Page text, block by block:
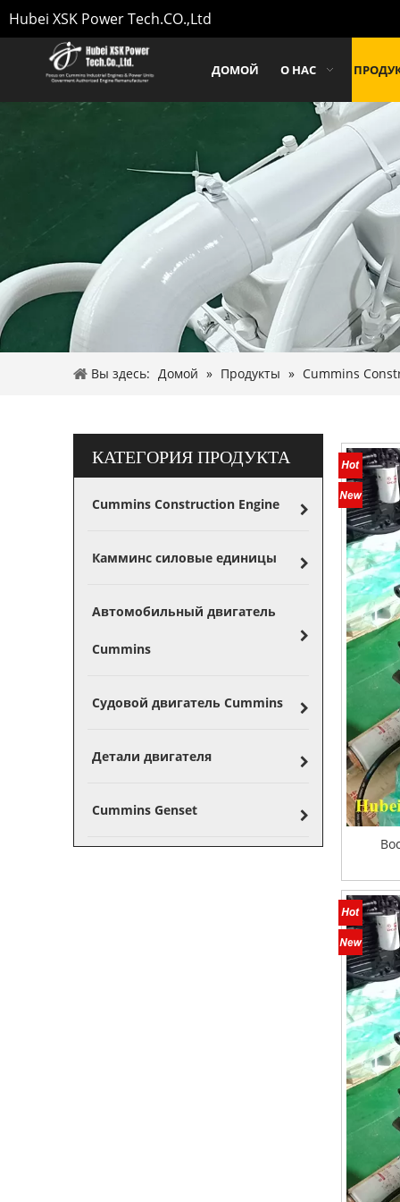
Hubei XSK Power Tech.CO.,Ltd
ДОМОЙ О НАС
Вы здесь: Домой » Продукты » Cummins
КАТЕГОРИЯ ПРОДУКТА
Cummins Construction Engine
Камминс силовые единицы
Автомобильный двигатель
Cummins
Судовой двигатель Cummins
Детали двигателя
Cummins Genset